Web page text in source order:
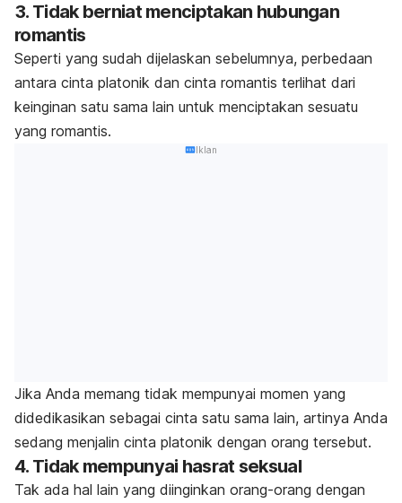
3. Tidak berniat menciptakan hubungan
romantis
Seperti yang sudah dijelaskan sebelumnya, perbedaan
antara cinta platonik dan cinta romantis terlihat dari
keinginan satu sama lain untuk menciptakan sesuatu
yang romantis.
Iklan
Jika Anda memang tidak mempunyai momen yang
didedikasikan sebagai cinta satu sama lain, artinya Anda
sedang menjalin cinta platonik dengan orang tersebut.
4. Tidak mempunyai hasrat seksual
Tak ada hal lain yang diinginkan orang-orang dengan